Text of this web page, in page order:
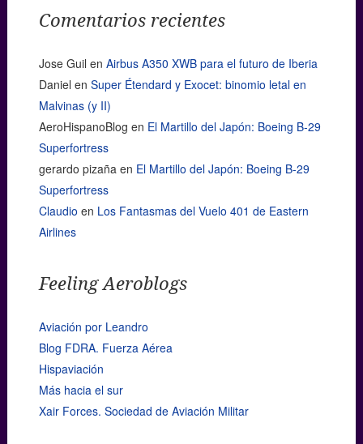
Comentarios recientes
Jose Guil en Airbus A350 XWB para el futuro de Iberia
Daniel en Super Étendard y Exocet: binomio letal en
Malvinas (y II)
AeroHispanoBlog en El Martillo del Japón: Boeing B-29
Superfortress
gerardo pizañaen El Martillo del Japón: Boeing B-29
Superfortress
Claudio en Los Fantasmas del Vuelo 401 de Eastern
Airlines
Feeling Aeroblogs
Aviación por Leandro
Blog FDRA. Fuerza Aérea
Hispaviación
Más hacia el sur
Xair Forces. Sociedad de Aviación Militar